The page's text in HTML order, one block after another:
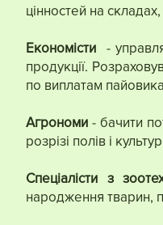
цінностей на
Економісти -
продукції.
по виплатам
Агрономи - бачити
розрізі полів і
Спеціалісти з
народження тварин,